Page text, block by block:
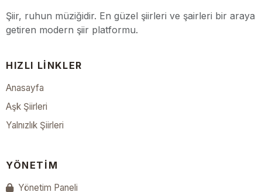
Şiir, ruhun müziğidir. En güzel şiirleri ve şairleri bir araya
getiren modern şiir platformu.
HIZLI LINKLER
Anasayfa
Aşk Şiirleri
Yalnızlık Şiirleri
YÖNETIM
Yönetim Paneli